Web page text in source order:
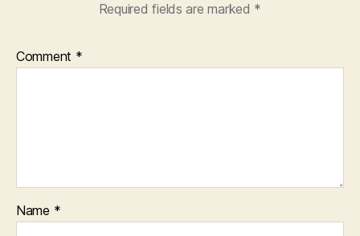
Required fields are marked *
Comment *
Name *